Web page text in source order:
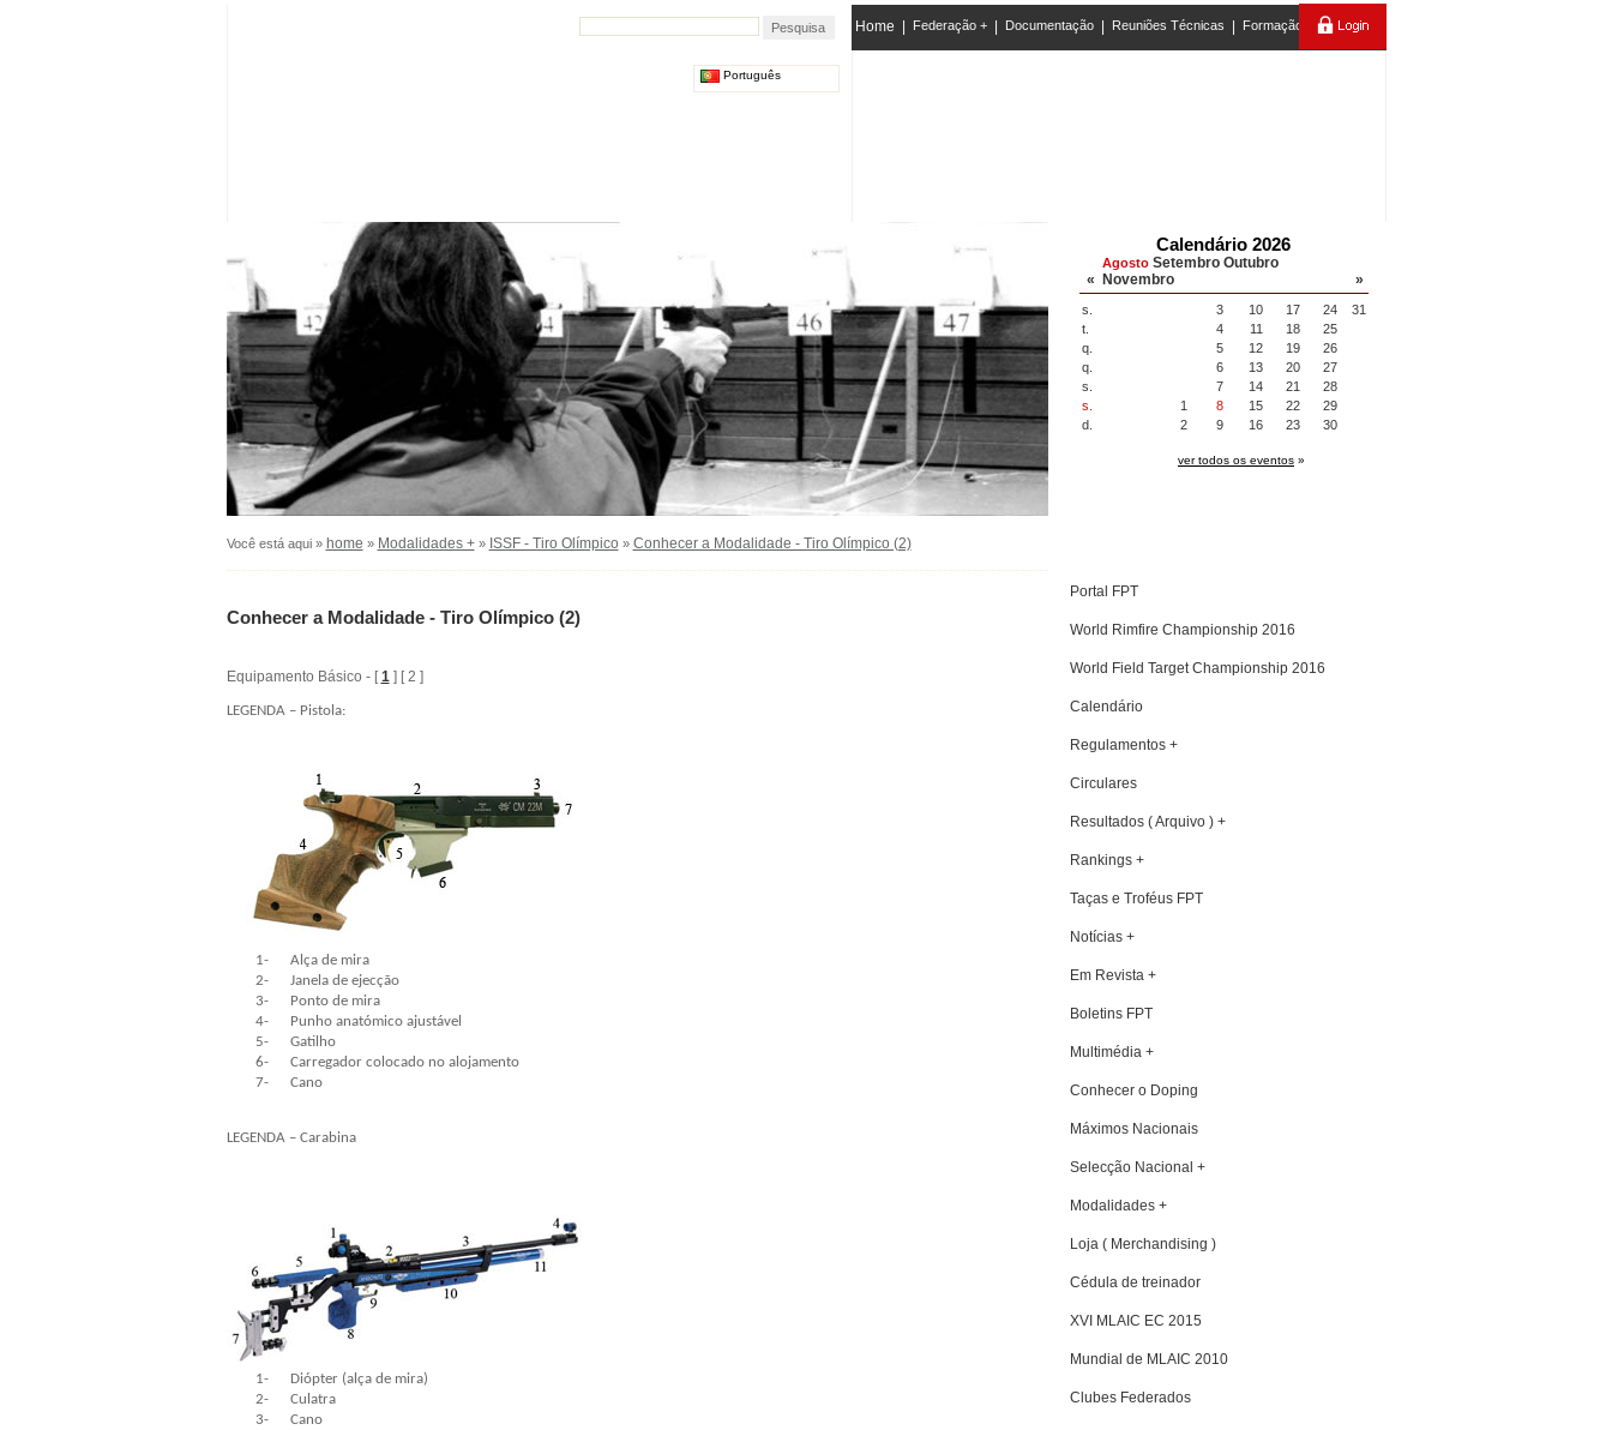
Home Federação + Documentação Reuniões Técnicas Formação
Português
Calendário 2026
«
Agosto Setembro Outubro
Novembro
»
s.
t.
q.
q.
s.
s.
d.
3 10 17 24
31
4
11 18
25
5
12 19
26
6
13 20
27
7
14 21
28
1
8 15 22
29
2
9 16 23 30
ver todos os eventos »
Você está aqui » home » Modalidades +» ISSF - Tiro Olímpico » Conhecer a Modalidade - Tiro Olímpico (2)
Conhecer a Modalidade - Tiro Olímpico (2)
Equipamento Básico - [1] [ 2 ]
LEGENDA – Pistola:
1-
Alça de mira
2-
Janela de ejecção
3-
Ponto de mira
4-
Punho anatómico ajustável
5-
Gatilho
6-
Carregador colocado no alojamento
7-
Cano
LEGENDA – Carabina
1-
Diópter (alça de mira)
2-
Culatra
3-
Cano
Portal FPT
World Rimfire Championship 2016
World Field Target Championship 2016
Calendário
Regulamentos +
Circulares
Resultados ( Arquivo ) +
Rankings +
Taças e Troféus FPT
Notícias +
Em Revista +
Boletins FPT
Multimédia +
Conhecer o Doping
Máximos Nacionais
Selecção Nacional +
Modalidades +
Loja ( Merchandising )
Cédula de treinador
XVI MLAIC EC 2015
Mundial de MLAIC 2010
Clubes Federados